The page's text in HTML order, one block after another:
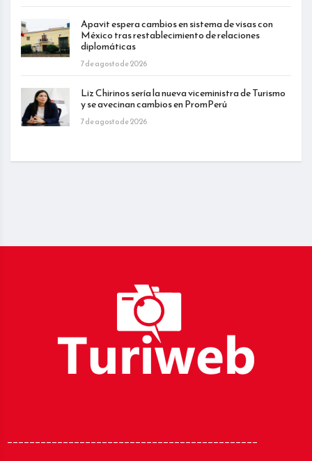
Apavit espera cambios en sistema de visas con
México tras restablecimiento de relaciones
diplomáticas
7 de agosto de 2026
Liz Chirinos sería la nueva viceministra de Turismo
y se avecinan cambios en PromPerú
7 de agosto de 2026
_____________________________________________